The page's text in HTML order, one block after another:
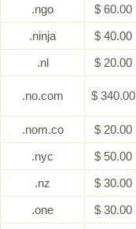
.ngo
$ 60.00
.ninja
$ 40.00
.nl
$ 20.00
.no.com $ 340.00
.nom.co
$ 20.00
.nyc
$ 50.00
.nz
$ 30.00
.one
$ 30.00